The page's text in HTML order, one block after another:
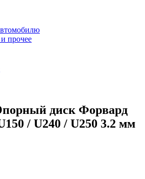
прочее
диск Форвард
/ U240 / U250 3.2 мм